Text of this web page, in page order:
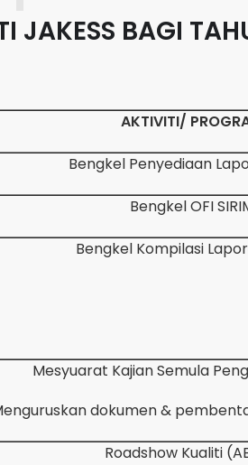
JAKESS BAGI
AKTIVITI/
Bengkel Penyediaan
Bengkel OFI
Bengkel Kompilasi
Mesyuarat Kajian Semula
Roadshow Kualiti